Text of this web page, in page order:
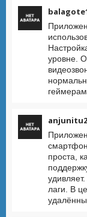
уровне.
проста,
лаги. В